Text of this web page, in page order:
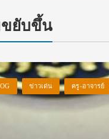
ขยับขึ้น
ข่าวเด่น ครู-อาจารย์